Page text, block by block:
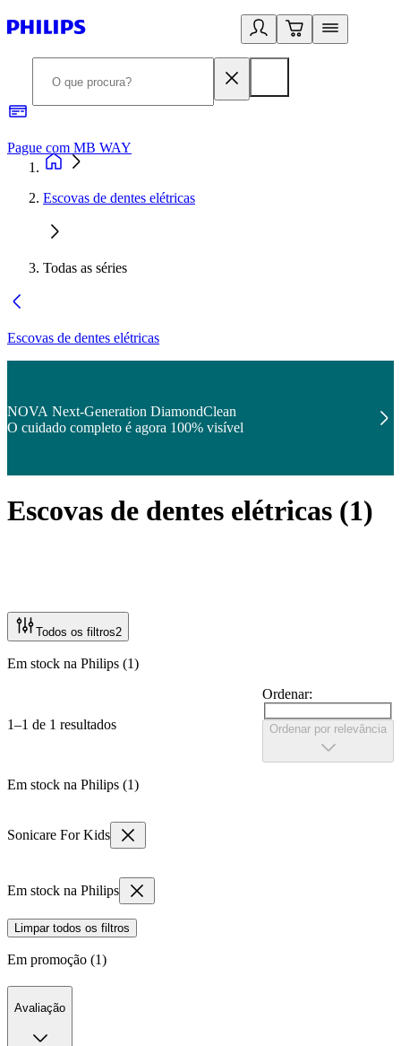
Pague com MB WAY
Escovas de dentes elétricas
Todas as séries
Escovas de dentes elétricas
NOVA Next-Generation DiamondClean
O cuidado completo é agora 100% visível
Escovas de dentes elétricas (1)
Todos os filtros2
Em stock na Philips (1)
1–1 de 1 resultados
Ordenar:
Ordenar por relevância
Em stock na Philips (1)
Sonicare For Kids
Em stock na Philips
Limpar todos os filtros
Em promoção (1)
Avaliação